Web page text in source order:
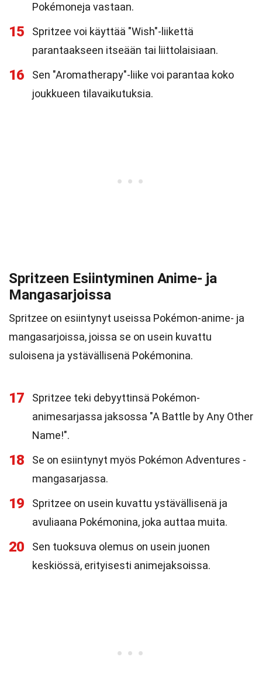
Pokémoneja vastaan.
15
Spritzee voi käyttää "Wish"-liikettä
parantaakseen itseään tai liittolaisiaan.
16
Sen "Aromatherapy"-liike voi parantaa koko
joukkueen tilavaikutuksia.
Spritzeen Esiintyminen Anime- ja
Mangasarjoissa
Spritzee on esiintynyt useissa Pokémon-anime- ja
mangasarjoissa, joissa se on usein kuvattu
suloisena ja ystävällisenä Pokémonina.
17
Spritzee teki debyyttinsä Pokémon-
animesarjassa jaksossa "A Battle by Any Other
Name!".
18
Se on esiintynyt myös Pokémon Adventures -
mangasarjassa.
19
Spritzee on usein kuvattu ystävällisenä ja
avuliaana Pokémonina, joka auttaa muita.
20
Sen tuoksuva olemus on usein juonen
keskiössä, erityisesti animejaksoissa.